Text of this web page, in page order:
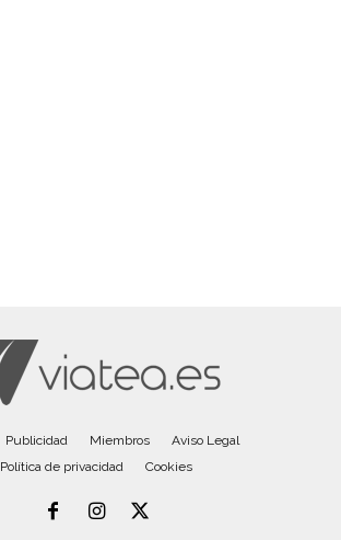
Publicidad Miembros
Aviso Legal
Política de privacidad
Cookies